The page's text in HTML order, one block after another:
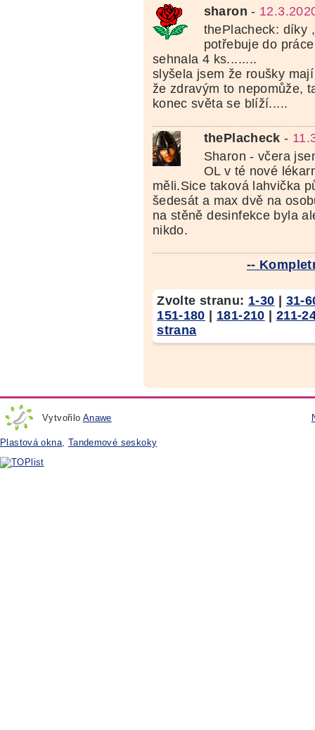
sharon -
thePlacheck: díky
potřebuje do
sehnala 4 ks........
slyšela jsem že roušky
že zdravým to nepomůže,
konec světa se blíží.....
thePlacheck -
Sharon - včera
OL v té nové
měli.Sice taková lahvička
šedesát a max dvě na
na stěně desinfekce byla
nikdo.
--
Zvolte stranu: 1-30
31-
151-180
181-210
211-
strana
Vytvořilo Anawe
Plastová okna, Tandemové seskoky